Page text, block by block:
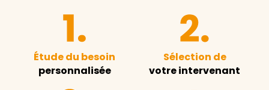
Étude du besoin
personnalisée
Sélection de
votre intervenant